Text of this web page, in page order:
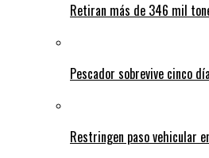
Retiran más de 346 mil
Pescador sobrevive cinco
Restringen paso vehicular